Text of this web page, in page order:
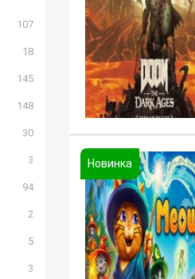
107
18
145
148
30
3
94
2
5
3